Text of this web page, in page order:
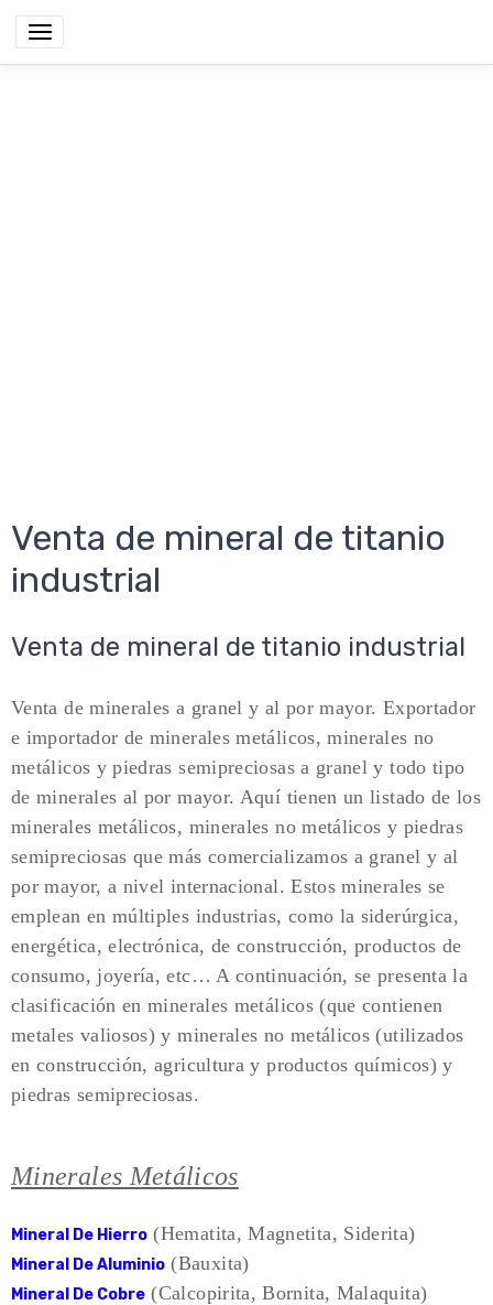
Venta de mineral de titanio
industrial
Venta de mineral de titanio industrial
Venta de minerales a granel y al por mayor. Exportador
e importador de minerales metálicos, minerales no
metálicos y piedras semipreciosas a granel y todo tipo
de minerales al por mayor. Aquí tienen un listado de los
minerales metálicos, minerales no metálicos y piedras
semipreciosas que más comercializamos a granel y al
por mayor, a nivel internacional. Estos minerales se
emplean en múltiples industrias, como la siderúrgica,
energética, electrónica, de construcción, productos de
consumo, joyería, etc… A continuación, se presenta la
clasificación en minerales metálicos (que contienen
metales valiosos) y minerales no metálicos (utilizados
en construcción, agricultura y productos químicos) y
piedras semipreciosas.
Minerales Metálicos
Mineral De Hierro (Hematita, Magnetita, Siderita)
Mineral De Aluminio (Bauxita)
Mineral De Cobre (Calcopirita, Bornita, Malaquita)